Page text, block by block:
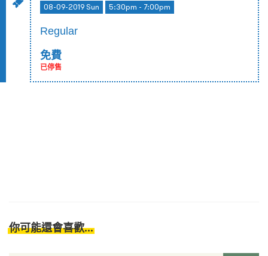
08-09-2019 Sun 5:30pm - 7:00pm
Regular
免費
已停售
你可能還會喜歡...